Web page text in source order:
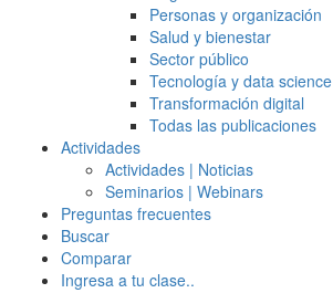
Personas y organización
Salud y bienestar
Sector público
Tecnología y data science
Transformación digital
Todas las publicaciones
Actividades
Actividades | Noticias
Seminarios | Webinars
Preguntas frecuentes
Buscar
Comparar
Ingresa a tu clase..